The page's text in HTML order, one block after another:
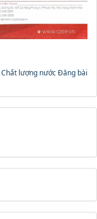
Chất lượng nước Đăng bài